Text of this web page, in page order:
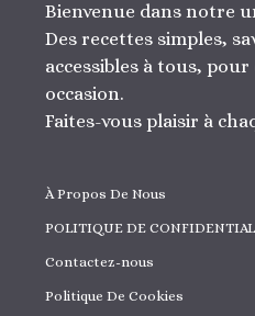
Bienvenue dans notre
Des recettes simples,
accessibles à tous,
occasion.
Faites-vous plaisir à
À Propos De Nous
POLITIQUE DE
Contactez-nous
Politique De Cookies